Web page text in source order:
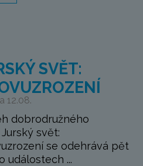
SVĚT:
12.08.
dobrodružného
svět:
se odehrává pět
událostech ...